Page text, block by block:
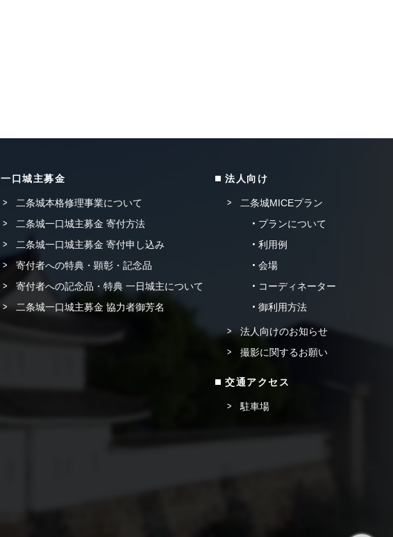
一口城主募金
二条城本格修理事業について
二条城一口城主募金 寄付方法
二条城一口城主募金 寄付申し込み
寄付者への特典・顕彰・記念品
寄付者への記念品・特典 一日城主について
二条城一口城主募金 協力者御芳名
法人向け
二条城MICEプラン
プランについて
利用例
会場
コーディネーター
御利用方法
法人向けのお知らせ
撮影に関するお願い
交通アクセス
駐車場